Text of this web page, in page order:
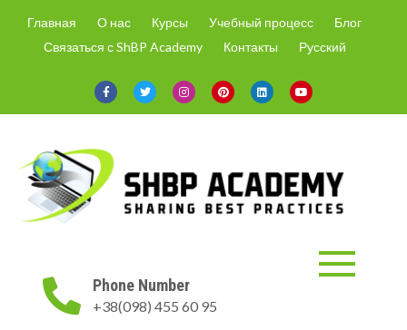
Главная О нас Курсы Учебный процесс
Блог
Связаться с ShBP Academy
Контакты Русский
ShBP Academy
Онлайн-курсы только с
актуальной информацией и по
востребованным на рынке
Phone Number
+38(098) 455 60 95